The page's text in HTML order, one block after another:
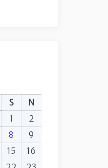
S
N
1
2
8
9
15
16